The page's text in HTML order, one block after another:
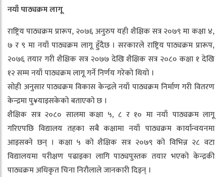
नयाँ पाठ्यक्रम लागू
राष्ट्रिय पाठ्यक्रम प्रारूप, २०७६ अनुरुप यही शैक्षिक सत्र २०७९ मा कक्षा ४,
७ र ९ मा नयाँ पाठ्यक्रम लागू हुँदैछ । सरकारले राष्ट्रिय पाठ्यक्रम प्रारूप,
२०७६ तयार गरी शैक्षिक सत्र २०७७ देखि शैक्षिक सत्र २०८० कक्षा १ देखि
१२ सम्म नयाँ पाठ्यक्रम लागू गर्ने निर्णय गरेको थियो ।
सोही अनुसार पाठ्यक्रम विकास केन्द्रले नयाँ पाठ्यक्रम निर्माण गरी वितरण
केन्द्रमा पु¥याइसकेको बताएको छ ।
शैक्षिक सत्र २०८० सालमा कक्षा ५, ८ र १० मा नयाँ पाठ्यक्रम लागू
गरिएपछि विद्यालय तहका सबै कक्षामा नयाँ पाठ्यक्रम कार्यान्वयनमा
आइसक्ने छन् । कक्षा ५ को शैक्षिक सत्र २०७९ को विभिन्न २८ वटा
विद्यालयमा परीक्षण पढाइका लागि पाठ्यपुस्तक तयार भएको केन्द्रकी
पाठ्यक्रम अधिकृत चिना निरौलाले जानकारी दिइन् ।